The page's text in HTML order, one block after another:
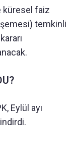
küresel faiz
temkinli
Eylül ayı